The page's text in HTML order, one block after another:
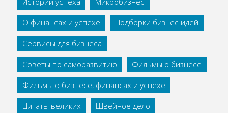
О финансах и успехе
Подборки бизнес идей
Сервисы для бизнеса
Советы по саморазвитию
Фильмы о бизнесе
Фильмы о бизнесе, финансах и успехе
Цитаты великих
Швейное дело